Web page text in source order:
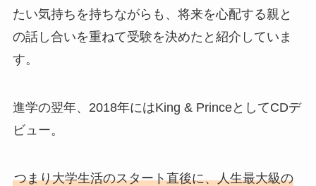
たい気持ちを持ちながらも、将来を心配する親と
の話し合いを重ねて受験を決めたと紹介していま
す。
進学の翌年、2018年にはKing & PrinceとしてCDデ
ビュー。
つまり大学生活のスタート直後に、人生最大級の